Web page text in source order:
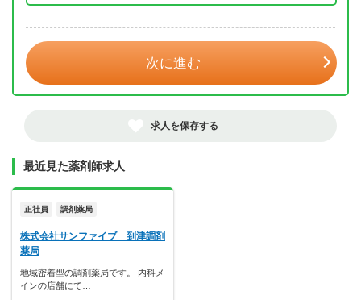
次に進む
求人を保存する
最近見た薬剤師求人
正社員 調剤薬局
株式会社サンファイブ 到津調剤
薬局
地域密着型の調剤薬局です。 内科メ
インの店舗にて…